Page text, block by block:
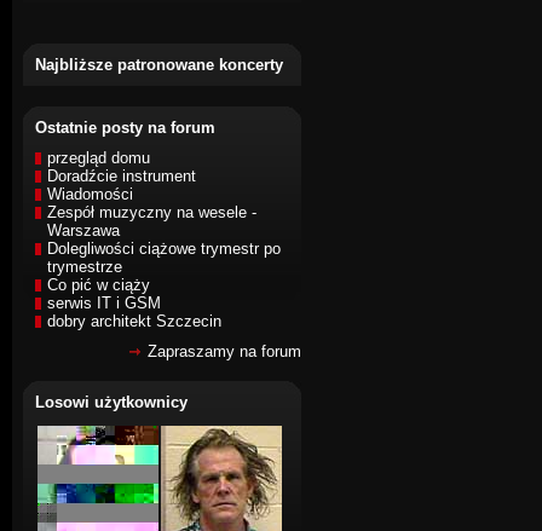
Najbliższe patronowane koncerty
Ostatnie posty na forum
przegląd domu
Doradźcie instrument
Wiadomości
Zespół muzyczny na wesele -
Warszawa
Dolegliwości ciążowe trymestr po
trymestrze
Co pić w ciąży
serwis IT i GSM
dobry architekt Szczecin
Zapraszamy na forum
Losowi użytkownicy